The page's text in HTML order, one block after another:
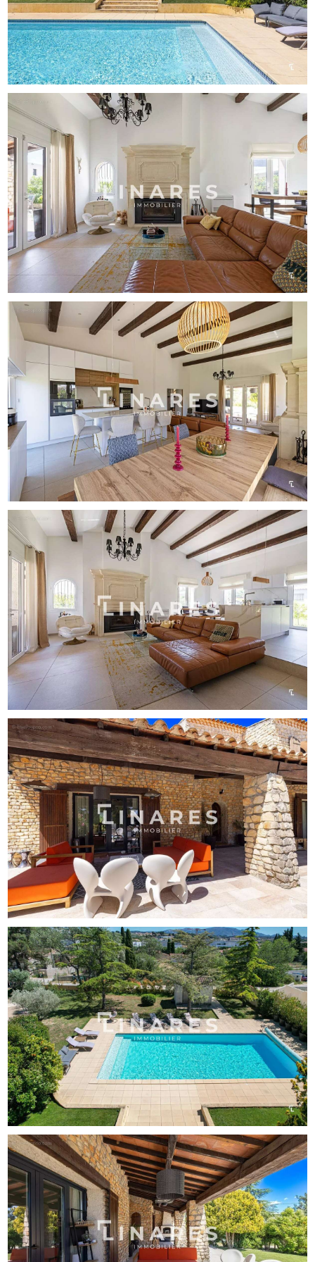
suite parentale avec salle d’eau et dressing, pour un
confort de plain-pied. Une buanderie, un cellier et des
toilettes indépendantes complètent ce niveau.
À l’étage, la partie nuit propose quatre chambres aux
volumes harmonieux, dont une suite parentale avec salle
d’eau privative et dressing, ainsi qu’une salle d’eau
supplémentaire et de nombreux rangements.
Un studio indépendant de 22m², comprenant cuisine
équipée, séjour et salle d’eau, ouvre la porte à de
multiples usages : accueil, télétravail ou rendement
locatif.
À l’extérieur, le jardin soigneusement paysager déploie de
vastes zones arborées, véritables invitations à la détente
et au partage. De larges terrasses prolongent
harmonieusement les pièces de vie et offrent différentes
ambiances, entre repas d’été, instants de repos et soirées
conviviales. La piscine chauffée, idéalement exposée plein
sud, s’intègre parfaitement dans ce décor naturel
préservé, sans aucun vis-à-vis. Un potager et un verger
viennent enrichir cet écrin de verdure, tandis qu’un forage
apporte un confort d’usage supplémentaire pour
l’entretien du jardin.
Alliance rare entre pierre, élégance et sérénité, cette
propriété incarne un art de vivre tourné vers la nature et la
douceur du quotidien.
DL/Contact Cassandra Malecot : [Coordonnées
masquées]
Attestation collaborateur ADC131[Coordonnées
masquées]2196
RCP 7953190/S17671119
- Bien non soumis au régime de la copropriété
- Taxe foncière : 6600€/an
- Honoraires inclus à la charge du vendeur
- Classe énergie B et classe climat A
- Montant moyen estimé des dépenses annuelles
d’énergie pour un usage standard basés sur les prix de
l’énergie de 2021 : entre 1310€ et 1860€
- Les informations sur les risques auxquels ce bien est
exposé sont disponibles sur le site Géorisques :
www.georisques.gouv.fr
Villa à vendre 13013 - T6 de 223m² dont un studio
aménagé de 22m² - Piscine - Terrain de 1700m² - 13013
CHATEAU GOMBERT